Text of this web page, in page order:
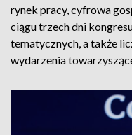
rynek pracy, cyfrowa
ciągu trzech dni
tematycznych, a także
wydarzenia